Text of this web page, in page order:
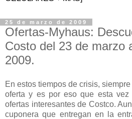
25 de marzo de 2009
Ofertas-Myhaus:
Costo del 23 de marzo
2009.
En estos tiempos de crisis,
oferta y es por eso que esta vez
ofertas interesantes de Costco.
cuponera que entregan en la